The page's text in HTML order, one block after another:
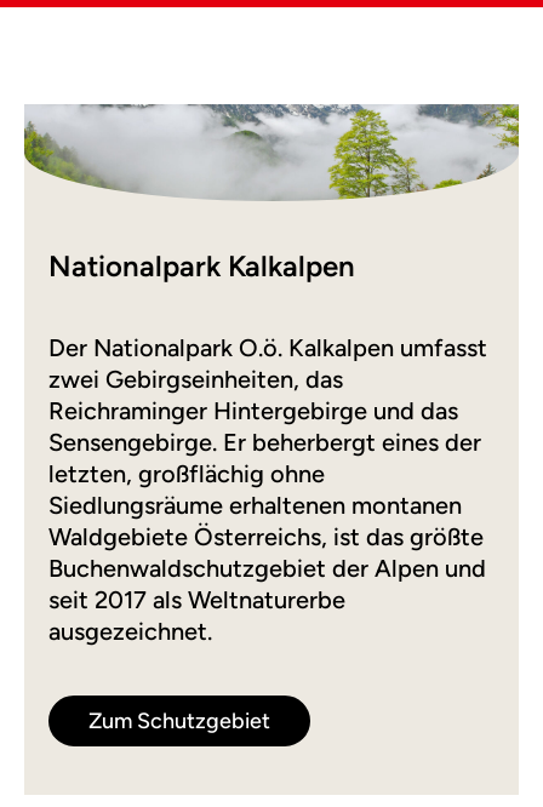
Nationalpark Kalkalpen
Der Nationalpark O.ö. Kalkalpen umfasst
zwei Gebirgseinheiten, das
Reichraminger Hintergebirge und das
Sensengebirge. Er beherbergt eines der
letzten, großflächig ohne
Siedlungsräume erhaltenen montanen
Waldgebiete Österreichs, ist das größte
Buchenwaldschutzgebiet der Alpen und
seit 2017 als Weltnaturerbe
ausgezeichnet.
Zum Schutzgebiet